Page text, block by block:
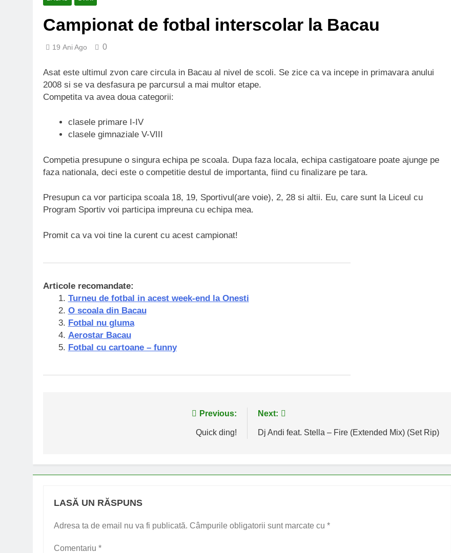
Campionat de fotbal interscolar la Bacau
19 Ani Ago 0
Asat este ultimul zvon care circula in Bacau al nivel de scoli. Se zice ca va incepe in primavara anului
2008 si se va desfasura pe parcursul a mai multor etape.
Competita va avea doua categorii:
clasele primare I-IV
clasele gimnaziale V-VIII
Competia presupune o singura echipa pe scoala. Dupa faza locala, echipa castigatoare poate ajunge pe
faza nationala, deci este o competitie destul de importanta, fiind cu finalizare pe tara.
Presupun ca vor participa scoala 18, 19, Sportivul(are voie), 2, 28 si altii. Eu, care sunt la Liceul cu
Program Sportiv voi participa impreuna cu echipa mea.
Promit ca va voi tine la curent cu acest campionat!
Articole recomandate:
Turneu de fotbal in acest week-end la Onesti
O scoala din Bacau
Fotbal nu gluma
Aerostar Bacau
Fotbal cu cartoane – funny
Previous:
Quick ding!
Next:
Dj Andi feat. Stella – Fire (Extended Mix) (Set Rip)
LASĂ UN RĂSPUNS
Adresa ta de email nu va fi publicată. Câmpurile obligatorii sunt marcate cu *
Comentariu *